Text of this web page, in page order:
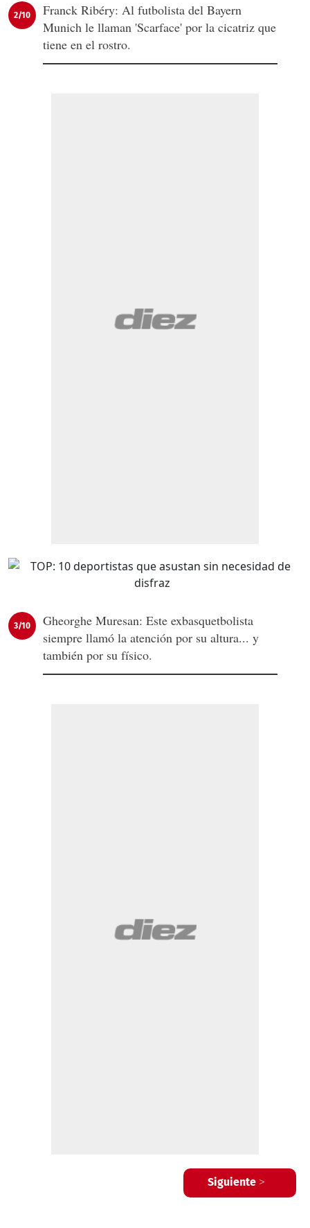
2/10
Franck Ribéry: Al futbolista del Bayern
Munich le llaman 'Scarface' por la cicatriz que
tiene en el rostro.
3/10
Gheorghe Muresan: Este exbasquetbolista
siempre llamó la atención por su altura... y
también por su físico.
Siguiente >